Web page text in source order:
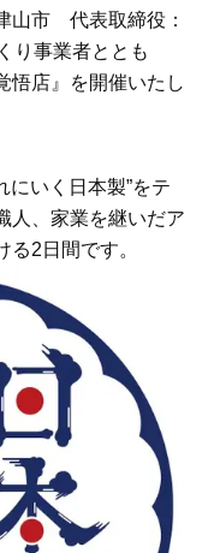
山市 代表取締役：
り事業者ととも
悟店』を開催いたし
にいく日本製”をテ
人、家業を継いだア
る2日間です。